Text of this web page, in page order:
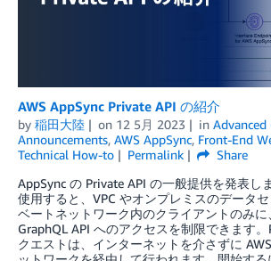
AWS AppSync Private API の紹介
by 稲田大陸 on 12 5月 2023 in Advanced
Announcements, AWS AppSync, Front-End
Technical How-to
Permalink
Share
AppSync の Private API の一般提供を発表し
使用すると、VPC やオンプレミスのデータ
ベートネットワーク内のクライアントのみ
GraphQL API へのアクセスを制限できます。
クエストは、インターネットを介さずに